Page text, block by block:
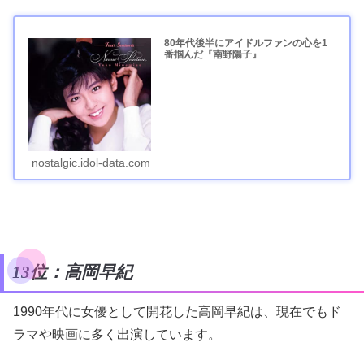
80年代後半にアイドルファンの心を1
番掴んだ『南野陽子』
nostalgic.idol-data.com
13位：高岡早紀
1990年代に女優として開花した高岡早紀は、現在でもド
ラマや映画に多く出演しています。